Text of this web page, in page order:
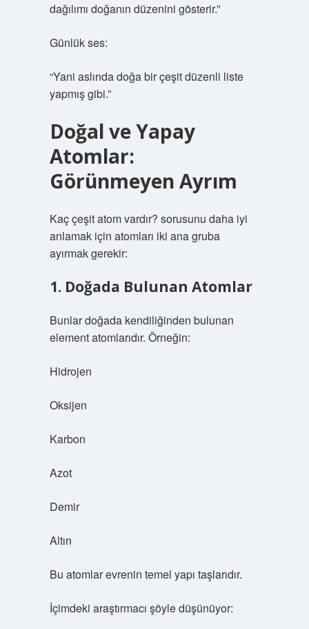
dağılımı doğanın düzenini gösterir.”
Günlük ses:
“Yani aslında doğa bir çeşit düzenli liste
yapmış gibi.”
Doğal ve Yapay
Atomlar:
Görünmeyen Ayrım
Kaç çeşit atom vardır? sorusunu daha iyi
anlamak için atomları iki ana gruba
ayırmak gerekir:
1. Doğada Bulunan Atomlar
Bunlar doğada kendiliğinden bulunan
element atomlarıdır. Örneğin:
Hidrojen
Oksijen
Karbon
Azot
Demir
Altın
Bu atomlar evrenin temel yapı taşlarıdır.
İçimdeki araştırmacı şöyle düşünüyor: